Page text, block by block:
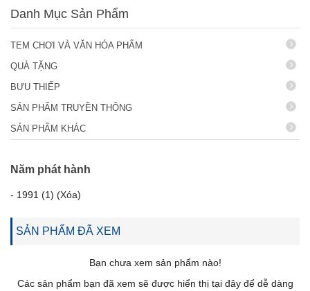
Danh Mục Sản Phẩm
TEM CHƠI VÀ VĂN HÓA PHẨM
QUÀ TẶNG
BƯU THIẾP
SẢN PHẨM TRUYỀN THÔNG
SẢN PHẨM KHÁC
Năm phát hành
- 1991 (1) (Xóa)
SẢN PHẨM ĐÃ XEM
Bạn chưa xem sản phẩm nào!
Các sản phẩm bạn đã xem sẽ được hiển thị tại đây để dễ dàng